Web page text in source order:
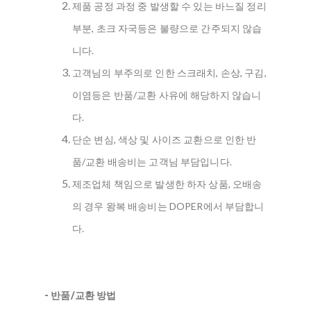
제품 공정 과정 중 발생할 수 있는 바느질 정리
부분, 초크 자국등은 불량으로 간주되지 않습
니다.
고객님의 부주의로 인한 스크래치, 손상, 구김,
이염등은 반품/교환 사유에 해당하지 않습니
다.
단순 변심, 색상 및 사이즈 교환으로 인한 반
품/교환 배송비는 고객님 부담입니다.
제조업체 책임으로 발생한 하자 상품, 오배송
의 경우 왕복 배송비는 DOPER에서 부담합니
다.
- 반품/교환 방법